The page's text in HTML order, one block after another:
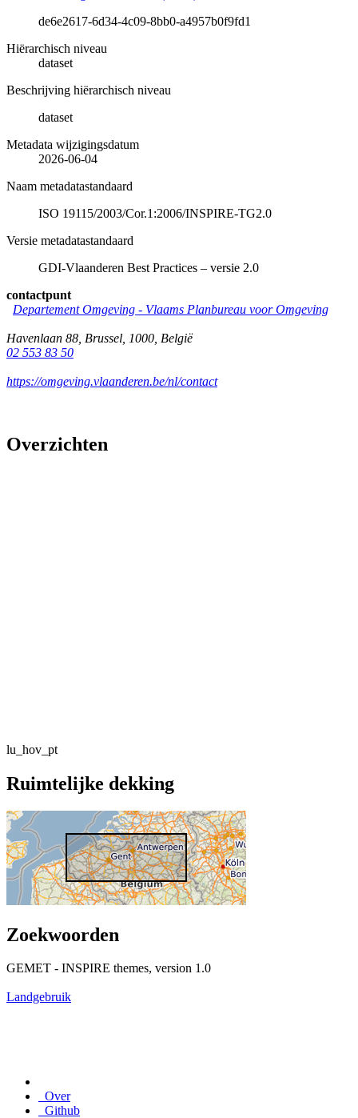
de6e2617-6d34-4c09-8bb0-a4957b0f9fd1
Hiërarchisch niveau
dataset
Beschrijving hiërarchisch niveau
dataset
Metadata wijzigingsdatum
2026-06-04
Naam metadatastandaard
ISO 19115/2003/Cor.1:2006/INSPIRE-TG2.0
Versie metadatastandaard
GDI-Vlaanderen Best Practices – versie 2.0
contactpunt
Departement Omgeving - Vlaams Planbureau voor Omgeving
Havenlaan 88 Brussel 1000 België
02 553 83 50
https://omgeving.vlaanderen.be/nl/contact
Overzichten
lu_hov_pt
Ruimtelijke dekking
Zoekwoorden
GEMET - INSPIRE themes, version 1.0
Landgebruik
Over
Github